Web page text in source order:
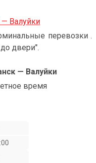
— Валуйки
перевозки .
двери".
— Валуйки
время